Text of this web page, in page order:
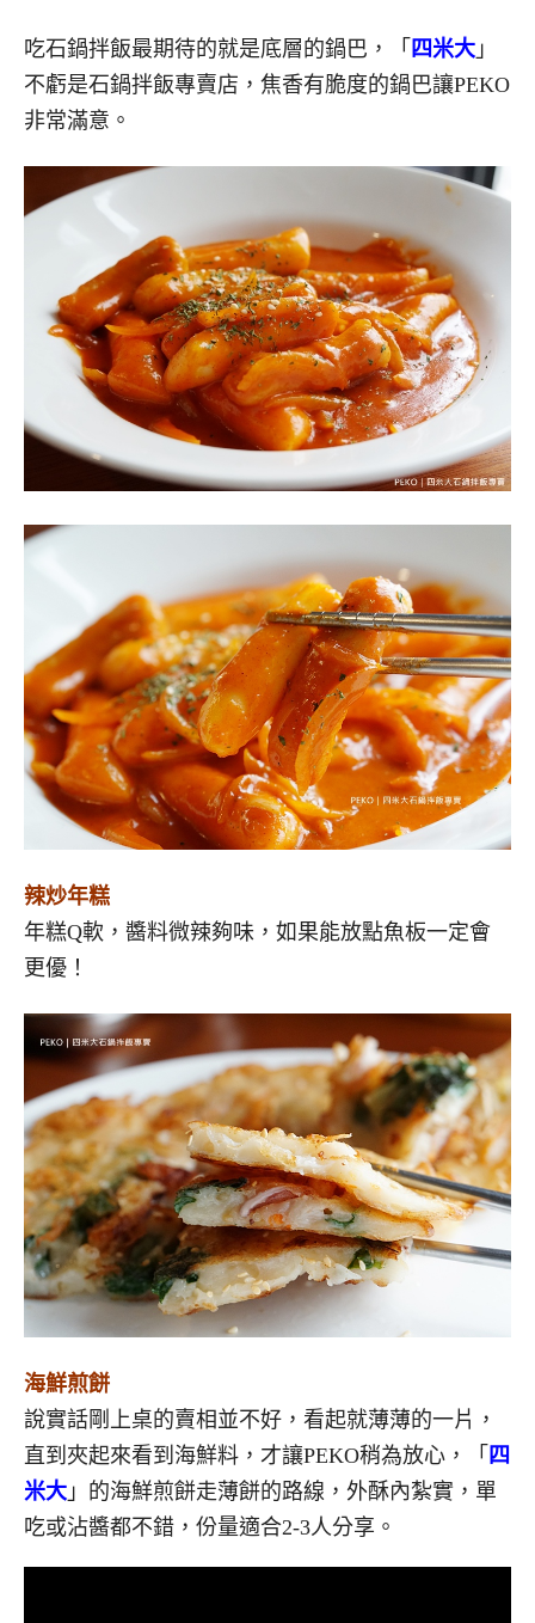
吃石鍋拌飯最期待的就是底層的鍋巴，「 四米大 」
不虧是石鍋拌飯專賣店，焦香有脆度的鍋巴讓PEKO
非常滿意。
辣炒年糕
年糕Q軟，醬料微辣夠味，如果能放點魚板一定會
更優！
海鮮煎餅
說實話剛上桌的賣相並不好，看起就薄薄的一片，
直到夾起來看到海鮮料，才讓PEKO稍為放心，「 四
米大 」的海鮮煎餅走薄餅的路線，外酥內紮實，單
吃或沾醬都不錯，份量適合2-3人分享。